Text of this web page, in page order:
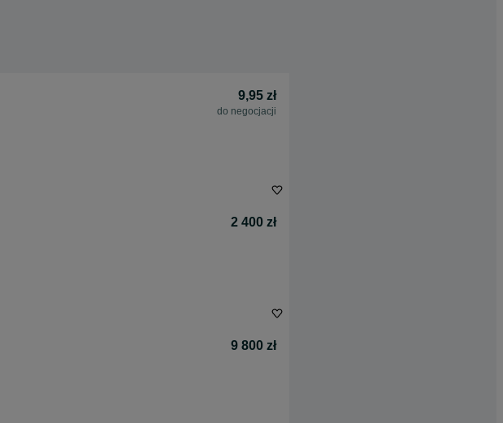
9,95 zł
do negocjacji
2 400 zł
9 800 zł